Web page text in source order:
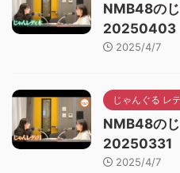
NMB48の
20250403
2025/4/7
じゃんぐる レ
NMB48の
20250331
2025/4/7